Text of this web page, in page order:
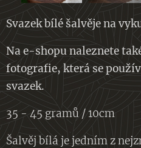
Svazek bílé šalvěje na
Na e-shopu naleznete
fotografie, která se
svazek.
35 - 45 gramů / 10cm
Šalvěj bílá je jedním z